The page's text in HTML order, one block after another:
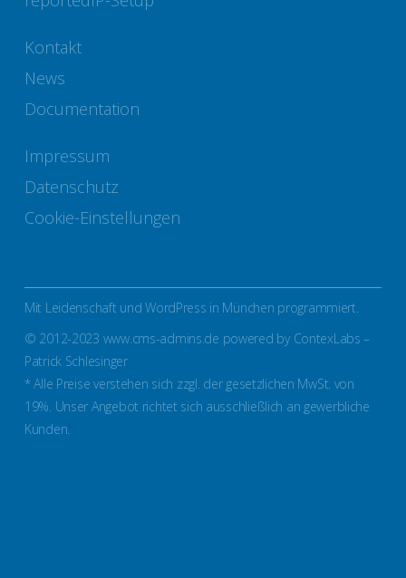
Kontakt
News
Documentation
Impressum
Datenschutz
Cookie-Einstellungen
Mit Leidenschaft und WordPress in München programmiert.
© 2012-2023 www.cms-admins.de powered by ContexLabs –
Patrick Schlesinger
* Alle Preise verstehen sich zzgl. der gesetzlichen MwSt. von
19%. Unser Angebot richtet sich ausschließlich an gewerbliche
Kunden.